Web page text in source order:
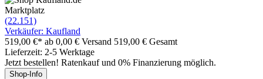
Marktplatz
(22.151)
Verkäufer: Kaufland
519,00 €* ab 0,00 € Versand 519,00 € Gesamt
Lieferzeit: 2-5 Werktage
Jetzt bestellen! Ratenkauf und 0% Finanzierung möglich.
Shop-Info